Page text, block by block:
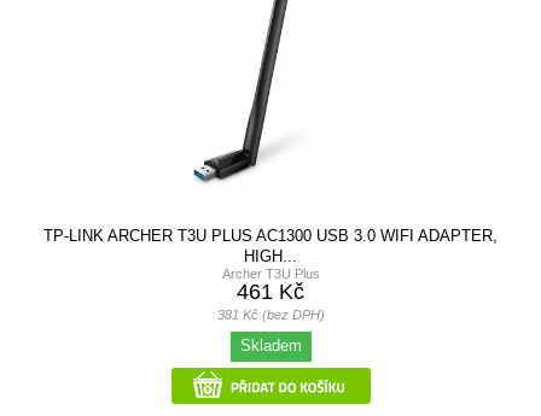
TP-LINK ARCHER T3U PLUS AC1300 USB 3.0 WIFI ADAPTER,
HIGH...
Archer T3U Plus
461 Kč
381 Kč (bez DPH)
Skladem